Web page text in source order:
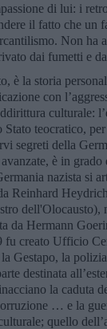
di lui: i
il fatto che un
Non ha
dai fumetti e
è la storia
con
culturale:
Stato teocratico,
segreti della
è in
nazista si
Reinhard
dell'Olocausto),
da Hermann
fu creato Ufficio
Gestapo, la
destinata
la caduta
… e la
quello